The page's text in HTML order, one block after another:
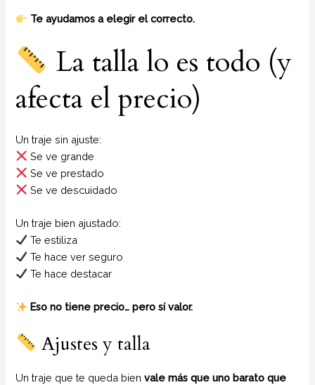
Te ayudamos a elegir el correcto.
La talla lo es todo (y
afecta el precio)
Un traje sin ajuste:
Se ve grande
Se ve prestado
Se ve descuidado
Un traje bien ajustado:
Te estiliza
Te hace ver seguro
Te hace destacar
Eso no tiene precio… pero sí valor.
Ajustes y talla
Un traje que te queda bienvale más que uno barato que